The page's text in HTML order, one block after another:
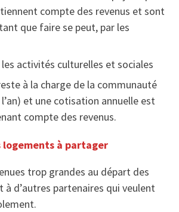
compte des revenus et sont
que faire se peut, par les
activités culturelles et sociales
à la charge de la communauté
et une cotisation annuelle est
compte des revenus.
logements à partager
trop grandes au départ des
à d’autres partenaires qui veulent